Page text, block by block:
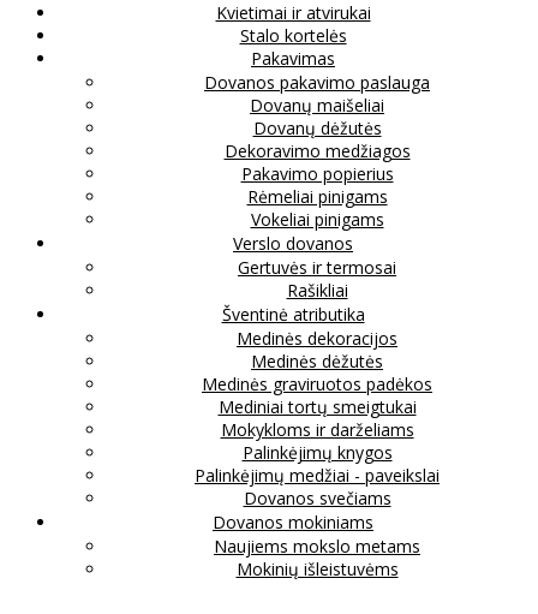
Kvietimai ir atvirukai
Stalo kortelės
Pakavimas
Dovanos pakavimo paslauga
Dovanų maišeliai
Dovanų dėžutės
Dekoravimo medžiagos
Pakavimo popierius
Rėmeliai pinigams
Vokeliai pinigams
Verslo dovanos
Gertuvės ir termosai
Rašikliai
Šventinė atributika
Medinės dekoracijos
Medinės dėžutės
Medinės graviruotos padėkos
Mediniai tortų smeigtukai
Mokykloms ir darželiams
Palinkėjimų knygos
Palinkėjimų medžiai - paveikslai
Dovanos svečiams
Dovanos mokiniams
Naujiems mokslo metams
Mokinių išleistuvėms